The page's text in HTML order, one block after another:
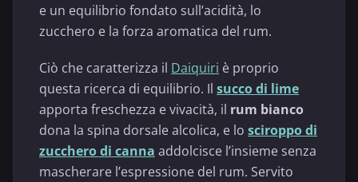
e un equilibrio fondato sull’acidità, lo
zucchero e la forza aromatica del rum.
Ciò che caratterizza il Daiquiri è proprio
questa ricerca di equilibrio. Il succo di lime
apporta freschezza e vivacità, il rum bianco
dona la spina dorsale alcolica, e lo sciroppo di
zucchero di canna addolcisce l’insieme senza
mascherare l’espressione del rum. Servito